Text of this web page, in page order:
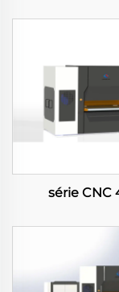
série CNC